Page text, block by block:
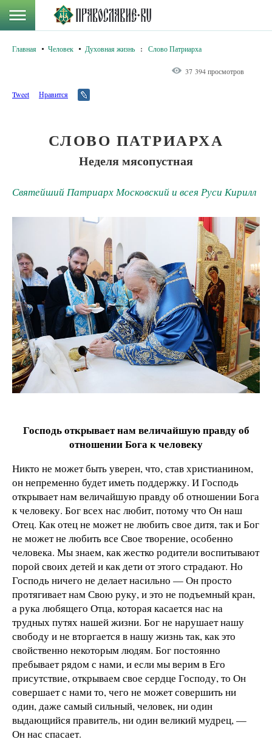
Главная Человек Духовная жизнь : Слово Патриарха
37 394 просмотров
Tweet Нравится
СЛОВО ПАТРИАРХА
Неделя мясопустная
Святейший Патриарх Московский и всея Руси Кирилл
Господь открывает нам величайшую правду об
отношении Бога к человеку
Никто не может быть уверен, что, став христианином,
он непременно будет иметь поддержку. И Господь
открывает нам величайшую правду об отношении Бога
к человеку. Бог всех нас любит, потому что Он наш
Отец. Как отец не может не любить свое дитя, так и Бог
не может не любить все Свое творение, особенно
человека. Мы знаем, как жестко родители воспитывают
порой своих детей и как дети от этого страдают. Но
Господь ничего не делает насильно — Он просто
протягивает нам Свою руку, и это не подъемный кран,
а рука любящего Отца, которая касается нас на
трудных путях нашей жизни. Бог не нарушает нашу
свободу и не вторгается в нашу жизнь так, как это
свойственно некоторым людям. Бог постоянно
пребывает рядом с нами, и если мы верим в Его
присутствие, открываем свое сердце Господу, то Он
совершает с нами то, чего не может совершить ни
один, даже самый сильный, человек, ни один
выдающийся правитель, ни один великий мудрец, —
Он нас спасает.